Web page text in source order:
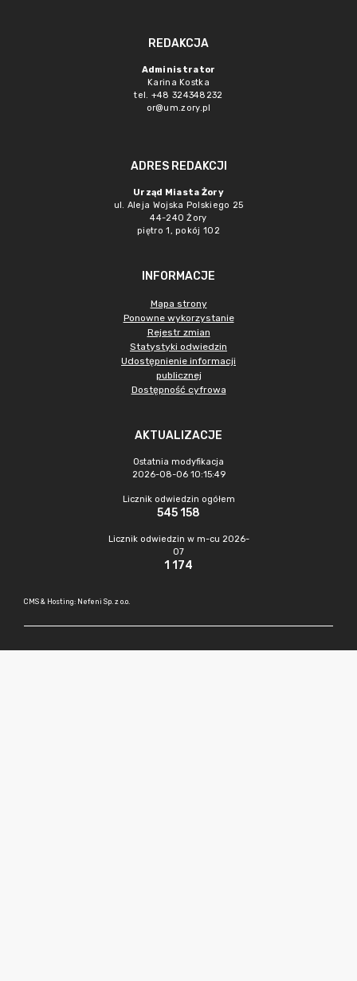
REDAKCJA
Administrator
Karina Kostka
tel. +48 324348232
or@um.zory.pl
ADRES REDAKCJI
Urząd Miasta Żory
ul. Aleja Wojska Polskiego 25
44-240 Żory
piętro 1, pokój 102
INFORMACJE
Mapa strony
Ponowne wykorzystanie
Rejestr zmian
Statystyki odwiedzin
Udostępnienie informacji
publicznej
Dostępność cyfrowa
AKTUALIZACJE
Ostatnia modyfikacja
2026-08-06 10:15:49
Licznik odwiedzin ogółem
545 158
Licznik odwiedzin w m-cu 2026-
07
1 174
CMS & Hosting: Nefeni Sp. z o.o.